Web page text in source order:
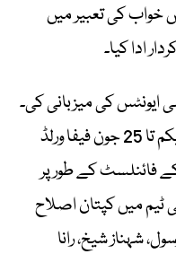
خواب کی تعبیر میں
ادا کیا۔
نے 2 بڑے عالمی ایونٹس کی میزبانی کی۔
19 مارچ تا 2 اپریل ہاکی ورلڈ کپ اور یکم تا 25 جون فیفا ورلڈ
پاکستان ہاکی ورلڈ کپ 1975 کے فائنلسٹ کے طور پر
ٹیم میں کپتان اصلاح
شہناز شیخ، رانا